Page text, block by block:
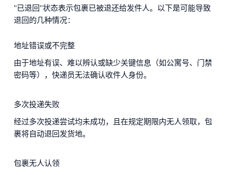
"已退回"状态表示包裹已被退还给发件人。以下是可能导致
退回的几种情况：
地址错误或不完整
由于地址有误、难以辨认或缺少关键信息（如公寓号、门禁
密码等），快递员无法确认收件人身份。
多次投递失败
经过多次投递尝试均未成功，且在规定期限内无人领取，包
裹将自动退回发货地。
包裹无人认领